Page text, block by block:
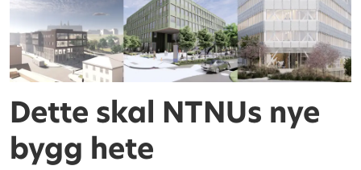
Dette skal NTNUs nye
bygg hete